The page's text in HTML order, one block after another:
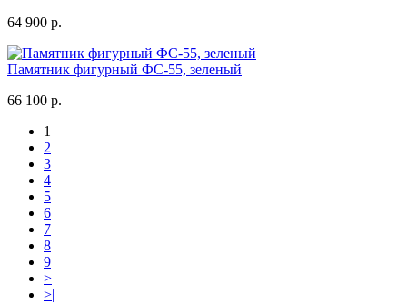
64 900 р.
Памятник фигурный ФС-55, зеленый
66 100 р.
1
2
3
4
5
6
7
8
9
>
>|